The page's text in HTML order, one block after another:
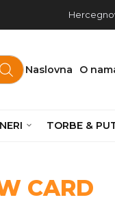
Naslovna O
TORBE &
CARD